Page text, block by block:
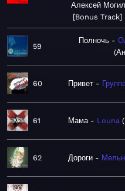
Алексей
[Bonus Track]
59
Полночь
60 Привет
61 Мама Louna
62 Дороги